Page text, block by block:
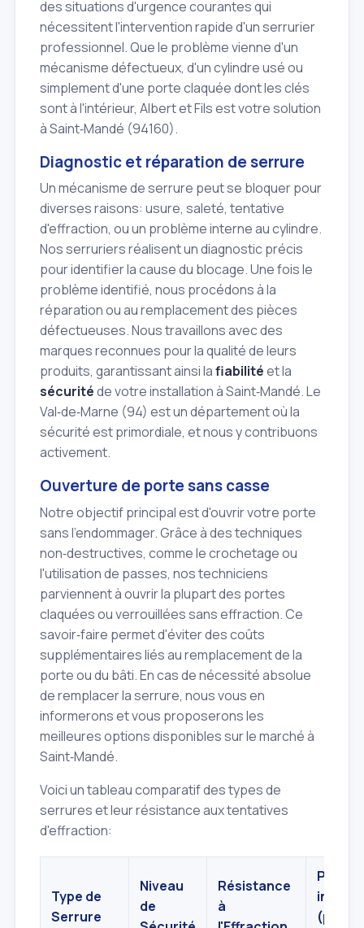
des situations d'urgence courantes qui
nécessitent l'intervention rapide d'un serrurier
professionnel. Que le problème vienne d'un
mécanisme défectueux, d'un cylindre usé ou
simplement d'une porte claquée dont les clés
sont à l'intérieur, Albert et Fils est votre solution
à Saint‑Mandé (94160).
Diagnostic et réparation de serrure
Un mécanisme de serrure peut se bloquer pour
diverses raisons: usure, saleté, tentative
d'effraction, ou un problème interne au cylindre.
Nos serruriers réalisent un diagnostic précis
pour identifier la cause du blocage. Une fois le
problème identifié, nous procédons à la
réparation ou au remplacement des pièces
défectueuses. Nous travaillons avec des
marques reconnues pour la qualité de leurs
produits, garantissant ainsi lafiabilitéet la
sécuritéde votre installation à Saint‑Mandé. Le
Val‑de‑Marne (94) est un département où la
sécurité est primordiale, et nous y contribuons
activement.
Ouverture de porte sans casse
Notre objectif principal est d'ouvrir votre porte
sans l'endommager. Grâce à des techniques
non‑destructives, comme le crochetage ou
l'utilisation de passes, nos techniciens
parviennent à ouvrir la plupart des portes
claquées ou verrouillées sans effraction. Ce
savoir‑faire permet d'éviter des coûts
supplémentaires liés au remplacement de la
porte ou du bâti. En cas de nécessité absolue
de remplacer la serrure, nous vous en
informerons et vous proposerons les
meilleures options disponibles sur le marché à
Saint‑Mandé.
Voici un tableau comparatif des types de
serrures et leur résistance aux tentatives
d'effraction:
Type de
Serrure
Niveau
de
Résistance
à
Prix
(pose